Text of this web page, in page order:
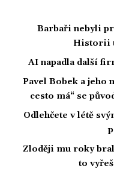
Barbaři nebyli
Historii
AI napadla další
Pavel Bobek a jeho
cesto má“ se
Odlehčete v létě
Zloději mu roky
to